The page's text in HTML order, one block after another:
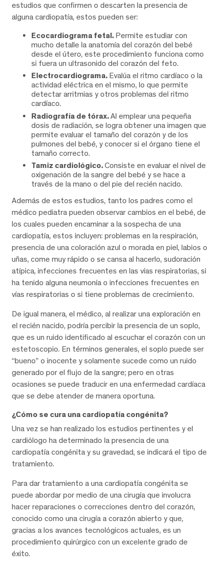
estudios que confirmen o descarten la presencia de
alguna cardiopatía, estos pueden ser:
Ecocardiograma fetal. Permite estudiar con
mucho detalle la anatomía del corazón del bebé
desde el útero, este procedimiento funciona como
si fuera un ultrasonido del corazón del feto.
Electrocardiograma. Evalúa el ritmo cardíaco o la
actividad eléctrica en el mismo, lo que permite
detectar arritmias y otros problemas del ritmo
cardíaco.
Radiografía de tórax.Al emplear una pequeña
dosis de radiación, se logra obtener una imagen que
permite evaluar el tamaño del corazón y de los
pulmones del bebé, y conocer si el órgano tiene el
tamaño correcto.
Tamiz cardiológico.Consiste en evaluar el nivel de
oxigenación de la sangre del bebé y se hace a
través de la mano o del pie del recién nacido.
Además de estos estudios, tanto los padres como el
médico pediatra pueden observar cambios en el bebé, de
los cuales pueden encaminar a la sospecha de una
cardiopatía, estos incluyen: problemas en la respiración,
presencia de una coloración azul o morada en piel, labios o
uñas, come muy rápido o se cansa al hacerlo, sudoración
atípica, infecciones frecuentes en las vías respiratorias, si
ha tenido alguna neumonía o infecciones frecuentes en
vías respiratorias o si tiene problemas de crecimiento.
De igual manera, el médico, al realizar una exploración en
el recién nacido, podría percibir la presencia de un soplo,
que es un ruido identificado al escuchar el corazón con un
estetoscopio. En términos generales, el soplo puede ser
“bueno” o inocente y solamente sucede como un ruido
generado por el flujo de la sangre; pero en otras
ocasiones se puede traducir en una enfermedad cardíaca
que se debe atender de manera oportuna.
¿Cómo se cura una cardiopatía congénita?
Una vez se han realizado los estudios pertinentes y el
cardiólogo ha determinado la presencia de una
cardiopatía congénita y su gravedad, se indicará el tipo de
tratamiento.
Para dar tratamiento a una cardiopatía congénita se
puede abordar por medio de una cirugía que involucra
hacer reparaciones o correcciones dentro del corazón,
conocido como una cirugía a corazón abierto y que,
gracias a los avances tecnológicos actuales, es un
procedimiento quirúrgico con un excelente grado de
éxito.